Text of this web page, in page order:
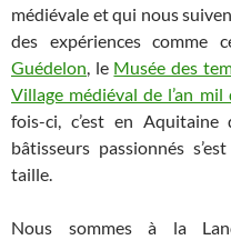
médiévale et qui nous
des expériences comme
Guédelon, le Musée des
Village médiéval de l’an
fois-ci, c’est en Aquitaine
bâtisseurs passionnés
taille.
Nous sommes à la